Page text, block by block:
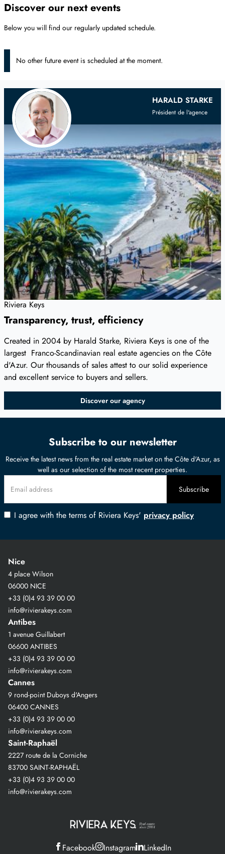
Discover our next events
Below you will find our regularly updated schedule.
No other future event is scheduled at the moment.
Riviera Keys
Transparency, trust, efficiency
Created in 2004 by Harald Starke, Riviera Keys is one of the
largest Franco-Scandinavian real estate agencies on the Côte
d'Azur. Our thousands of sales attest to our solid experience
and excellent service to buyers and sellers.
Discover our agency
YourScandinavian Real Estate Agent
on the French Riviera and Provence
HARALD STARKE
Président de l'agence
Subscribe to our newsletter
Receive the latest news from the real estate market on the Côte d'Azur, as
well as our selection of the most recent properties.
I agree with the terms of Riviera Keys' privacy policy
Nice
4 place Wilson
06000 NICE
+33 (0)4 93 39 00 00
info@rivierakeys.com
Antibes
1 avenue Guillabert
06600 ANTIBES
+33 (0)4 93 39 00 00
info@rivierakeys.com
Cannes
9 rond-point Duboys d'Angers
06400 CANNES
+33 (0)4 93 39 00 00
info@rivierakeys.com
Saint-Raphaël
2227 route de la Corniche
83700 SAINT-RAPHAËL
+33 (0)4 93 39 00 00
info@rivierakeys.com
Facebook Instagram LinkedIn